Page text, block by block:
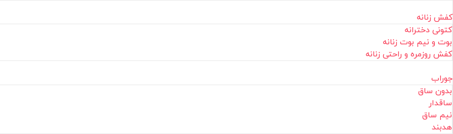
کفش زنانه
کتونی دخترانه
بوت و نیم بوت زنانه
کفش روزمره و راحتی زنانه
جوراب
بدون ساق
ساقدار
نیم ساق
هدبند